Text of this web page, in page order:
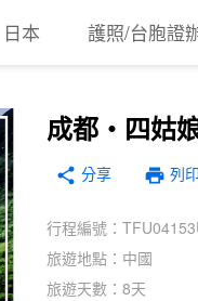
日本 護照/台胞證
成都‧四姑
share 分享 print 列印
行程編號：
旅遊地點：中國
旅遊天數：8天